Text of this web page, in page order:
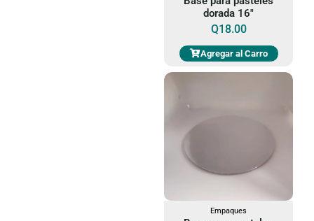
dorada 16"
Q18.00
Agregar al Carro
Empaques